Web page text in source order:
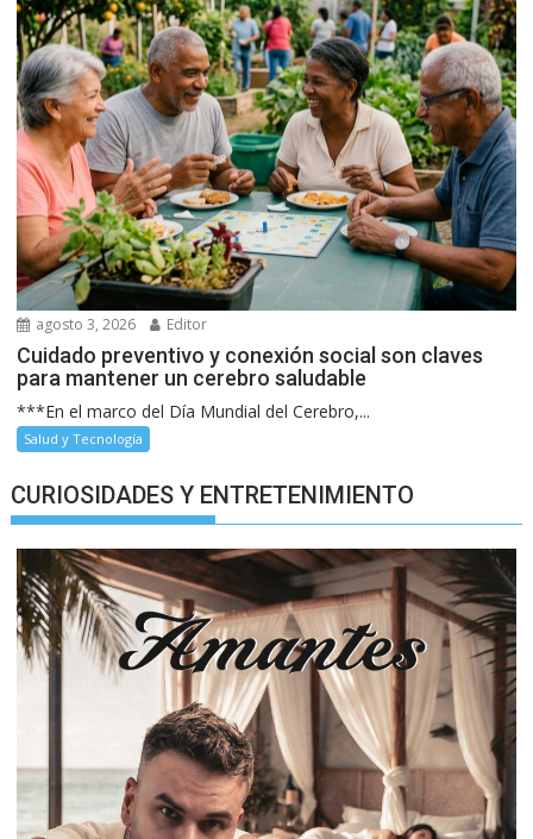
agosto 3, 2026 Editor
Cuidado preventivo y conexión social son claves
para mantener un cerebro saludable
***En el marco del Día Mundial del Cerebro,...
Salud y Tecnología
CURIOSIDADES Y ENTRETENIMIENTO